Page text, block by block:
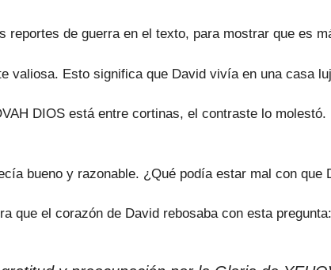
reportes de guerra en el texto, para mostrar que es
valiosa. Esto significa que David vivía en una casa
DIOS está entre cortinas, el contraste lo
bueno y razonable. ¿Qué podía estar mal con que
que el corazón de David rebosaba con esta